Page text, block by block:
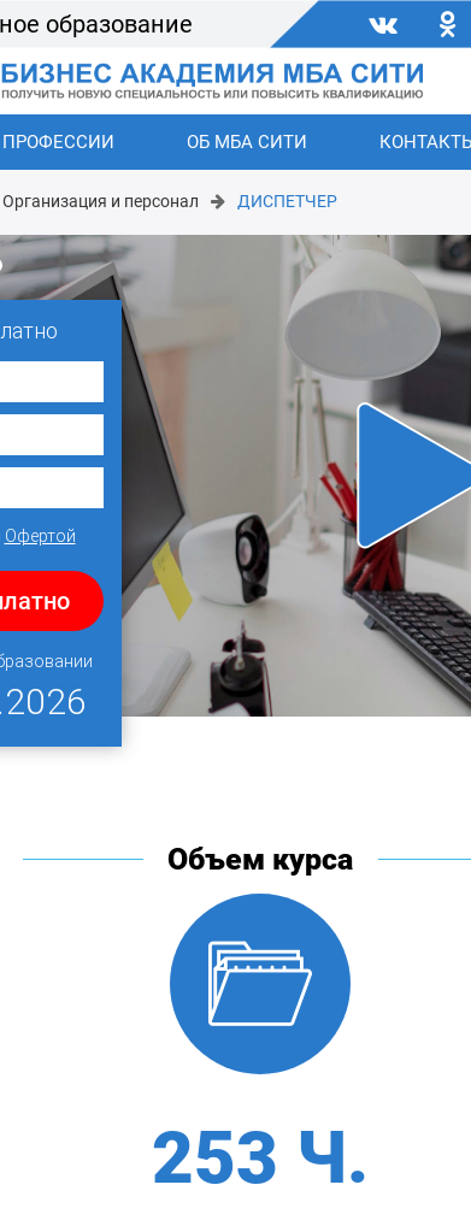
образование
ПРОФЕССИИ ОБ МБА СИТИ
Организация и персонал ДИСПЕТЧЕР
Офертой
Объем курса
253 Ч.